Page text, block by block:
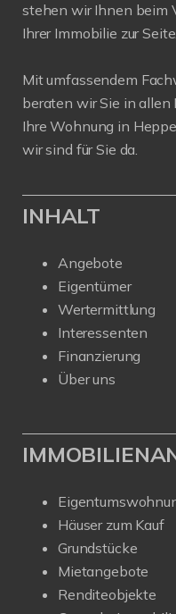
stehen wir Ihnen beim
Ihrer Immobilie zur Seite.
Mit umfassendem
beraten wir Sie in allen
Ihre Wohnung in
wir sind für Sie da.
INHALT
Angebote
Eigentümer
Wertermittlung
Interessenten
Finanzierung
Über uns
Häuser zum Kauf
Grundstücke
Mietangebote
Renditeobjekte